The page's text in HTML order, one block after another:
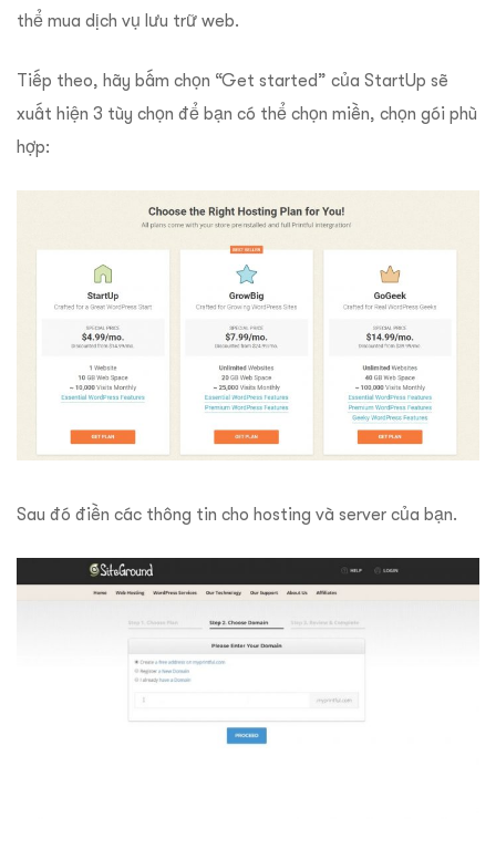
thể mua dịch vụ lưu trữ web.
Tiếp theo, hãy bấm chọn “Get started” của StartUp sẽ
xuất hiện 3 tùy chọn để bạn có thể chọn miền, chọn gói phù
hợp:
Sau đó điền các thông tin cho hosting và server của bạn.